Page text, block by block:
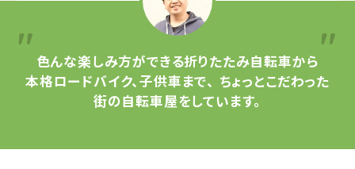
色んな楽しみ方ができる折りたたみ自転車から
本格ロードバイク、子供車まで、 ちょっとこだわった
街の自転車屋をしています。